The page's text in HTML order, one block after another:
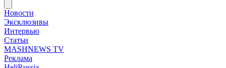
Новости
Эксклюзивы
Интервью
Статьи
MASHNEWS TV
Реклама